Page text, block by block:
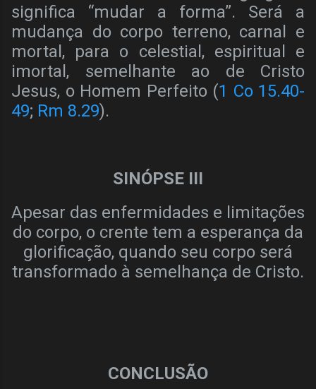
significa “mudar a forma”. Será a
mudança do corpo terreno, carnal e
mortal, para o celestial, espiritual e
imortal, semelhante ao de Cristo
Jesus, o Homem Perfeito (1 Co 15.40-
49; Rm 8.29).
SINÓPSE III
Apesar das enfermidades e limitações
do corpo, o crente tem a esperança da
glorificação, quando seu corpo será
transformado à semelhança de Cristo.
CONCLUSÃO